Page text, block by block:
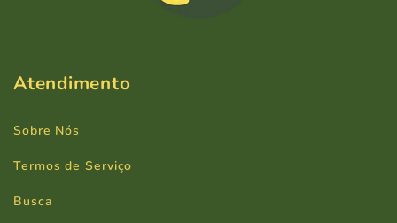
Atendimento
Sobre Nós
Termos de Serviço
Busca